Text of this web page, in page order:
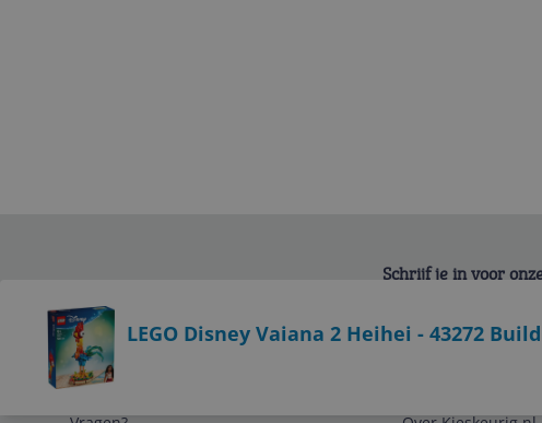
LEGO Disney Vaiana 2 Heihei - 43272
Schrijf je in voor
Service